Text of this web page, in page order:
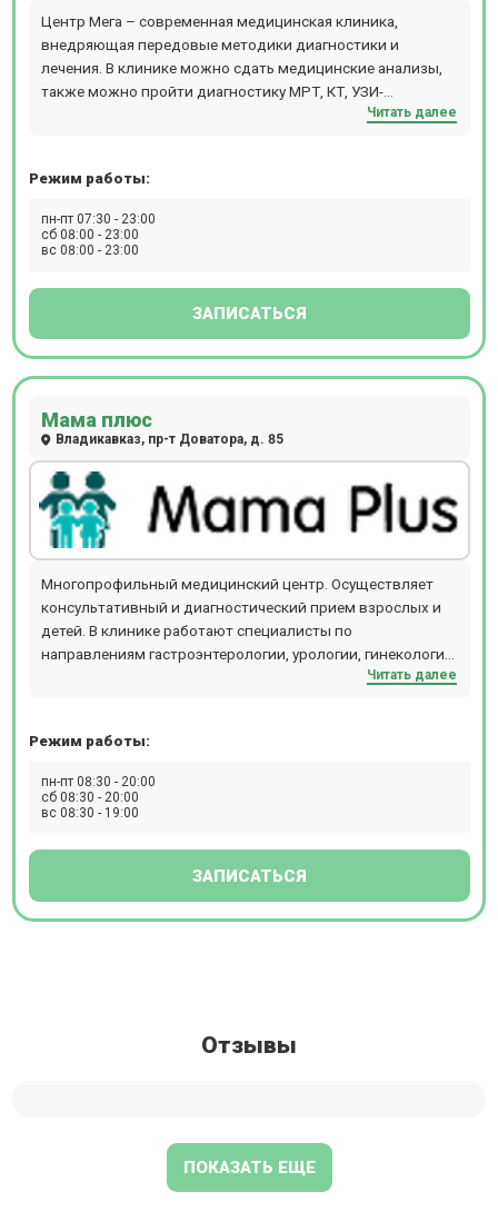
Центр Мега – современная медицинская клиника,
внедряющая передовые методики диагностики и
лечения. В клинике можно сдать медицинские анализы,
также можно пройти диагностику МРТ, КТ, УЗИ-
Читать далее
Режим работы:
пн-пт 07:30 - 23:00
сб 08:00 - 23:00
вс 08:00 - 23:00
ЗАПИСАТЬСЯ
Мама плюс
Владикавказ, пр-т ​Доватора, д. 85
Многопрофильный медицинский центр. Осуществляет
консультативный и диагностический прием взрослых и
детей. В клинике работают специалисты по
направлениям гастроэнтерологии, урологии, гинекологии,
кардиологии, неврологии, терапии и т.д. ПриемЧитать далее
Режим работы:
пн-пт 08:30 - 20:00
сб 08:30 - 20:00
вс 08:30 - 19:00
ЗАПИСАТЬСЯ
Отзывы
ПОКАЗАТЬ ЕЩЕ